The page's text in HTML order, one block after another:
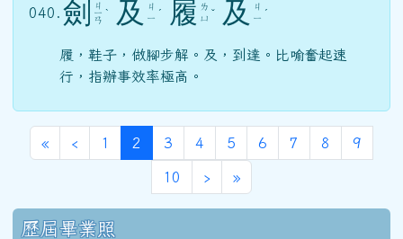
040. 劍 ㄐ
ㄧ
ㄢ
ˋ 及
ㄐ
ㄧ ˊ 履 ㄌ
ㄩ ˇ 及
ㄐ
ㄧ ˊ
履，鞋子，做腳步解。及，到達。比喻奮起速
行，指辦事效率極高。
«第一頁
‹ 上一頁
1 2 (目前頁次)
3 4 5 6 7 8 9
10 ›下一頁
»最後頁
右邊區域內容
歷屆畢業照
70學年度(71年7月)第12屆師生